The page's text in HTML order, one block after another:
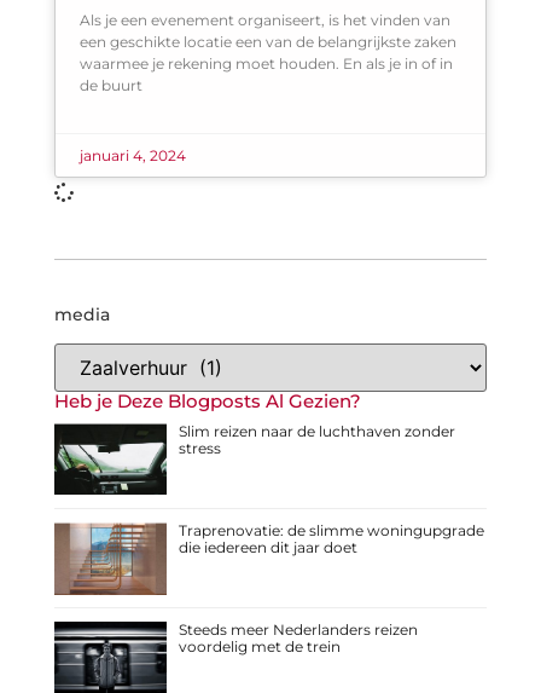
media
Heb je Deze Blogposts Al Gezien?
Slim reizen naar de luchthaven zonder
stress
Traprenovatie: de slimme woningupgrade
die iedereen dit jaar doet
Steeds meer Nederlanders reizen
voordelig met de trein
Als je een evenement organiseert, is het vinden van
een geschikte locatie een van de belangrijkste zaken
waarmee je rekening moet houden. En als je in of in
de buurt
januari 4, 2024